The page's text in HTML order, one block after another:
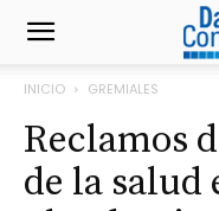
INICIO GREMIALES
Reclamos
de la salud